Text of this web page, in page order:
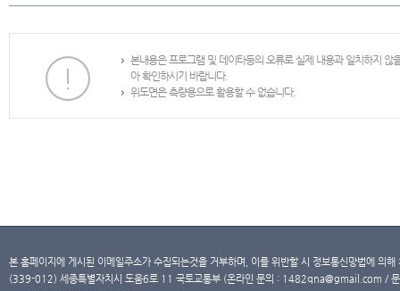
본내용은 프로그램 및 데이타등의 오류로 실제 내용과 일치하지
아 확인하시기 바랍니다.
위도면은 측량용으로 활용할 수 없습니다.
본 홈페이지에 게시된 이메일주소가 수집되는것을 거부하며, 이를 위반할 시 정보통신망법에 의
(339-012) 세종특별자치시 도움6로 11 국토교통부 (온라인 문의 : 1482qna@gmail.com /